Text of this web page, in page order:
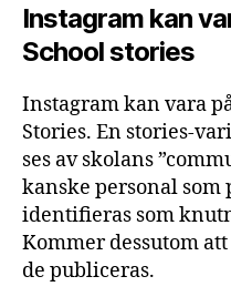
Instagram kan
School stories
Instagram kan vara
Stories. En stories-
ses av skolans
kanske personal som
identifieras som
Kommer dessutom
de publiceras.